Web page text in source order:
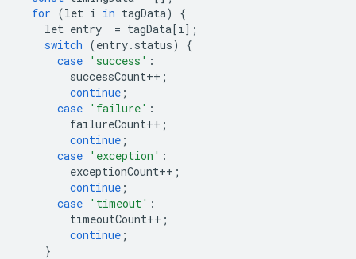
for (let i in tagData)
{
let entry = tagData[i];
switch (entry. status)
{
case 'success' :
successCount++;
continue ;
case 'failure' :
failureCount++;
continue ;
case 'exception' :
exceptionCount++;
continue ;
case 'timeout' :
timeoutCount++;
continue ;
}